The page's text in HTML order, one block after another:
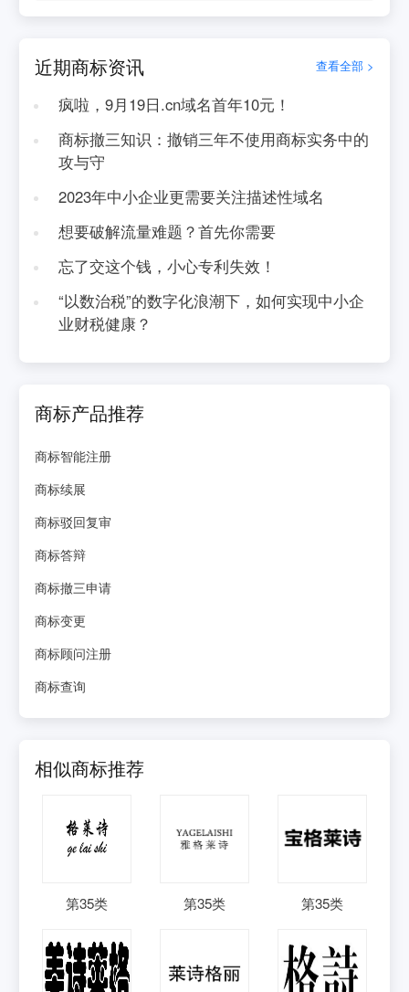
近期商标资讯 查看全部 >
疯啦，9月19日.cn域名首年10元！
商标撤三知识：撤销三年不使用商标实务中的
攻与守
2023年中小企业更需要关注描述性域名
想要破解流量难题？首先你需要
忘了交这个钱，小心专利失效！
“以数治税”的数字化浪潮下，如何实现中小企
业财税健康？
商标产品推荐
商标智能注册
商标续展
商标驳回复审
商标答辩
商标撤三申请
商标变更
商标顾问注册
商标查询
相似商标推荐
第35类 第35类 第35类